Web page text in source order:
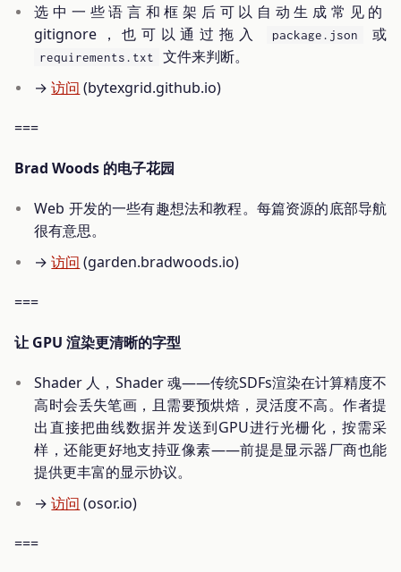
选中一些语言和框架后可以自动生成常见的
gitignore，也可以通过拖入
package.json 或
requirements.txt
文件来判断。
→访问 (bytexgrid.github.io)
===
Brad Woods 的电子花园
Web 开发的一些有趣想法和教程。每篇资源的底部导航
很有意思。
→访问 (garden.bradwoods.io)
===
让 GPU 渲染更清晰的字型
Shader 人，Shader 魂——传统SDFs渲染在计算精度不
高时会丢失笔画，且需要预烘焙，灵活度不高。作者提
出直接把曲线数据并发送到GPU进行光栅化，按需采
样，还能更好地支持亚像素——前提是显示器厂商也能
提供更丰富的显示协议。
→访问 (osor.io)
===